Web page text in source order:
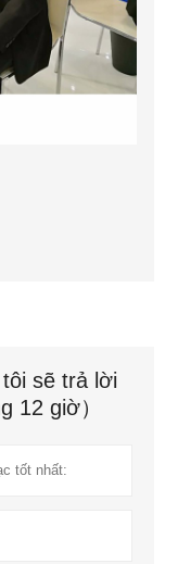
sẽ trả lời
12 giờ）